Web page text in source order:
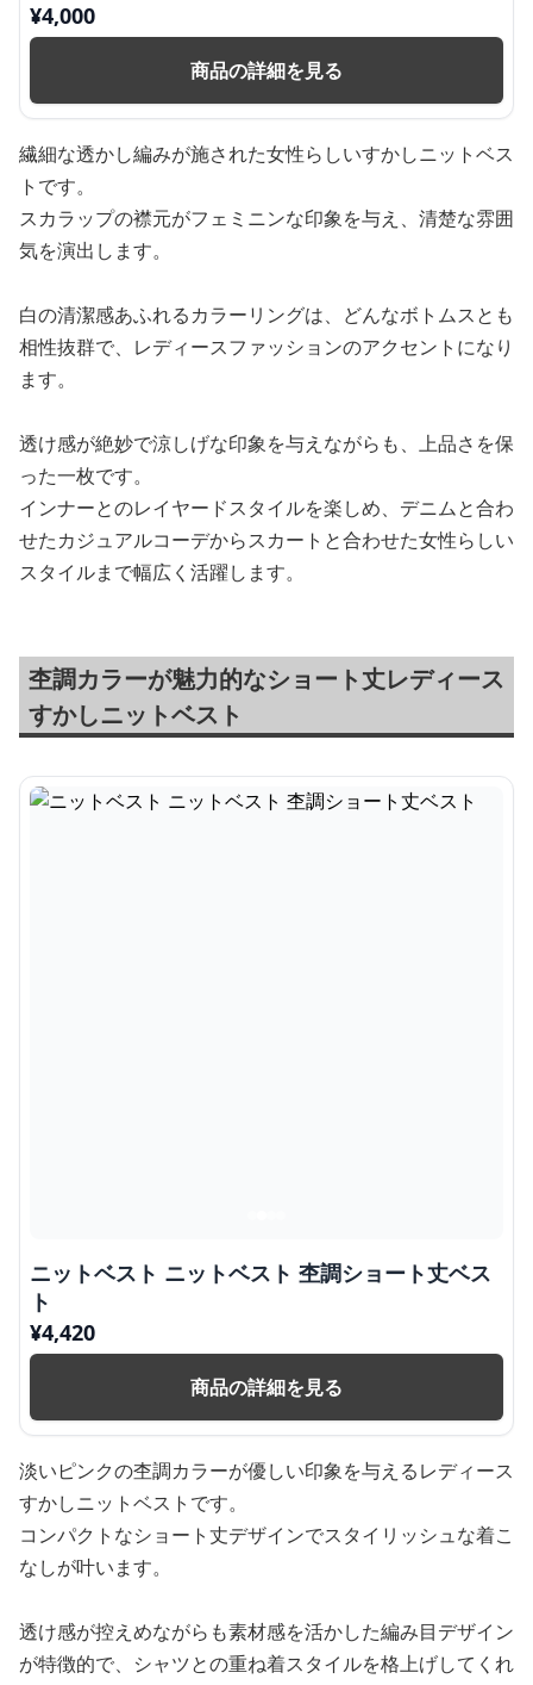
¥4,000
商品の詳細を見る
繊細な透かし編みが施された女性らしいすかしニットベス
トです。
スカラップの襟元がフェミニンな印象を与え、清楚な雰囲
気を演出します。
白の清潔感あふれるカラーリングは、どんなボトムスとも
相性抜群で、レディースファッションのアクセントになり
ます。
透け感が絶妙で涼しげな印象を与えながらも、上品さを保
った一枚です。
インナーとのレイヤードスタイルを楽しめ、デニムと合わ
せたカジュアルコーデからスカートと合わせた女性らしい
スタイルまで幅広く活躍します。
杢調カラーが魅力的なショート丈レディース
すかしニットベスト
ニットベスト ニットベスト 杢調ショート丈ベス
ト
¥4,420
商品の詳細を見る
淡いピンクの杢調カラーが優しい印象を与えるレディース
すかしニットベストです。
コンパクトなショート丈デザインでスタイリッシュな着こ
なしが叶います。
透け感が控えめながらも素材感を活かした編み目デザイン
が特徴的で、シャツとの重ね着スタイルを格上げしてくれ